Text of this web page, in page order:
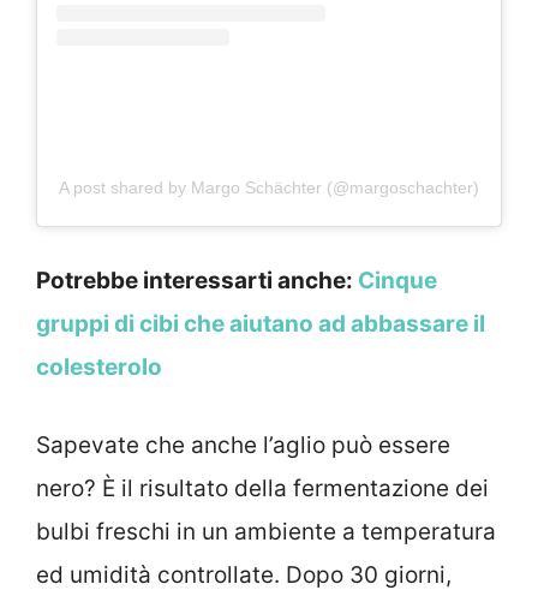
A post shared by Margo Schächter (@margoschachter)
Potrebbe interessarti anche: Cinque
gruppi di cibi che aiutano ad abbassare il
colesterolo
Sapevate che anche l’aglio può essere
nero? È il risultato della fermentazione dei
bulbi freschi in un ambiente a temperatura
ed umidità controllate. Dopo 30 giorni,